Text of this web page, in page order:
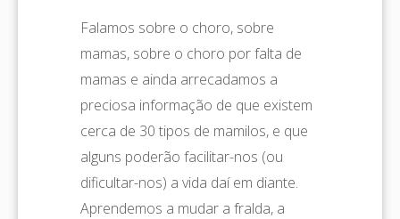
Falamos sobre o choro, sobre
mamas, sobre o choro por falta de
mamas e ainda arrecadamos a
preciosa informação de que existem
cerca de 30 tipos de mamilos, e que
alguns poderão facilitar-nos (ou
dificultar-nos) a vida daí em diante.
Aprendemos a mudar a fralda, a